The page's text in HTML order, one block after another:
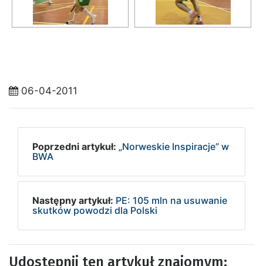
06-04-2011
Poprzedni artykuł: „Norweskie Inspiracje” w
BWA
Następny artykuł: PE: 105 mln na usuwanie
skutków powodzi dla Polski
Udostępnij ten artykuł znajomym: